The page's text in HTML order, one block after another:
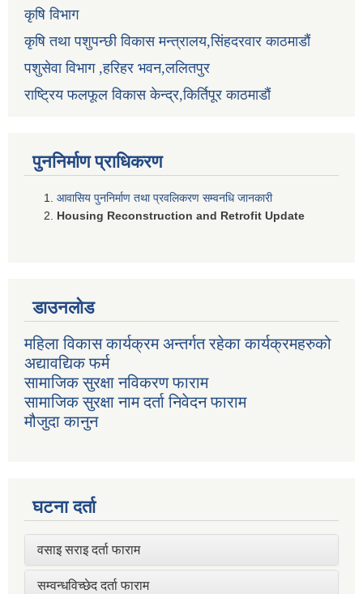
कृषि विभाग
कृषि तथा पशुपन्छी विकास मन्त्रालय,सिंहदरवार काठमाडौं
पशुसेवा विभाग ,हरिहर भवन,ललितपुर
राष्ट्रिय फलफूल विकास केन्द्र,किर्तिपूर काठमाडौं
पुननिर्माण प्राधिकरण
आवासिय पुननिर्माण तथा प्रवलिकरण सम्वनधि जानकारी
Housing Reconstruction and Retrofit Update
डाउनलोड
महिला विकास कार्यक्रम अन्तर्गत रहेका कार्यक्रमहरुको
अद्यावद्यिक फर्म
सामाजिक सुरक्षा नविकरण फाराम
सामाजिक सुरक्षा नाम दर्ता निवेदन फाराम
मौजुदा कानुन
घटना दर्ता
वसाइ सराइ दर्ता फाराम
सम्वन्धविच्छेद दर्ता फाराम